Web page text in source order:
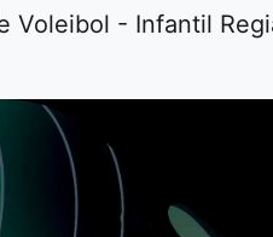
Voleibol - Infantil